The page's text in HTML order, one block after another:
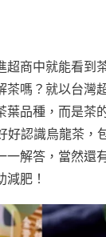
超商中就能看到
茶嗎？就以台灣
葉品種，而是茶
好認識烏龍茶，
一解答，當然還
減肥！